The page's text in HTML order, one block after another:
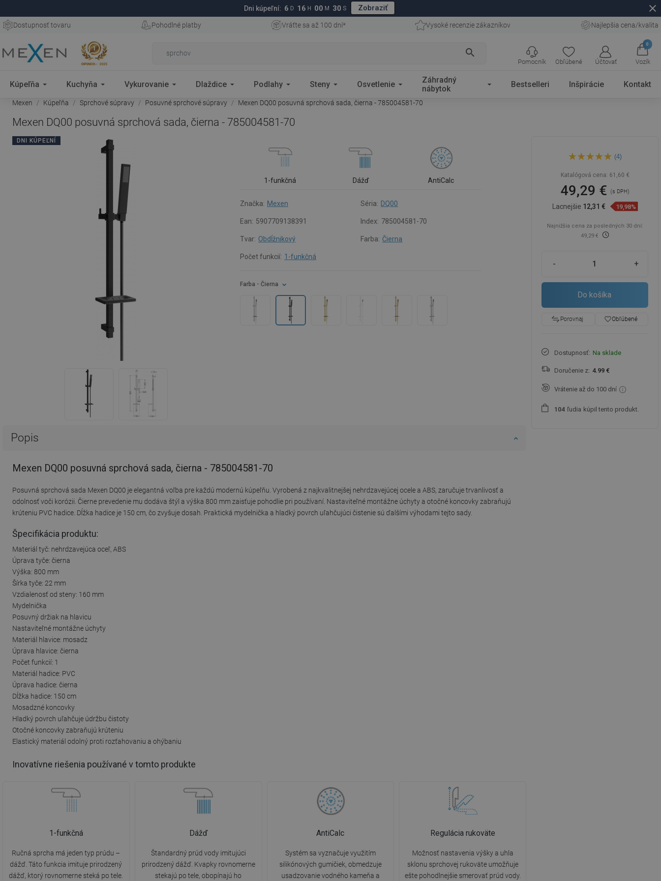
Dni kúpeľní: 6 D 16 H 00 M 29 S Zobraziť close
Dostupnosť tovaru Pohodlné platby Vráťte sa až 100 dní* Vysoké recenzie zákazníkov Najlepšia cena/kvalita
search
Obľúbené Účtovať
0
Vozík
Pomocník
Kúpeľňa Kuchyňa Vykurovanie Dlaždice Podlahy Steny Osvetlenie
Záhradný
nábytok
Bestselleri Inšpirácie Kontakt
Mexen Kúpeľňa Sprchové súpravy Posuvné sprchové súpravy Mexen DQ00 posuvná sprchová sada, čierna - 785004581-70
Mexen DQ00 posuvná sprchová sada, čierna - 785004581-70
DNI KÚPEĽNÍ
1-funkčná Dážď AntiCalc
Značka: Mexen Séria: DQ00
Ean: 5907709138391 Index: 785004581-70
Tvar: Obdĺžnikový Farba: Čierna
Počet funkcií: 1-funkčná
Farba - Čierna
Popis
Mexen DQ00 posuvná sprchová sada, čierna - 785004581-70
Posuvná sprchová sada Mexen DQ00 je elegantná voľba pre každú modernú kúpeľňu. Vyrobená z najkvalitnejšej nehrdzavejúcej ocele a ABS, zaručuje trvanlivosť a
odolnosť voči korózii. Čierne prevedenie mu dodáva štýl a výška 800 mm zaisťuje pohodlie pri používaní. Nastaviteľné montážne úchyty a otočné koncovky zabraňujú
krúteniu PVC hadice. Dĺžka hadice je 150 cm, čo zvyšuje dosah. Praktická mydelnička a hladký povrch uľahčujúci čistenie sú ďalšími výhodami tejto sady.
Špecifikácia produktu:
Materiál tyč: nehrdzavejúca oceľ, ABS
Úprava tyče: čierna
Výška: 800 mm
Šírka tyče: 22 mm
Vzdialenosť od steny: 160 mm
Mydelnička
Posuvný držiak na hlavicu
Nastaviteľné montážne úchyty
Materiál hlavice: mosadz
Úprava hlavice: čierna
Počet funkcií: 1
Materiál hadice: PVC
Úprava hadice: čierna
Dĺžka hadice: 150 cm
Mosadzné koncovky
Hladký povrch uľahčuje údržbu čistoty
Otočné koncovky zabraňujú krúteniu
Elastický materiál odolný proti rozťahovaniu a ohýbaniu
Inovatívne riešenia používané v tomto produkte
1-funkčná
Ručná sprcha má jeden typ prúdu –
dážď. Táto funkcia imituje prirodzený
dážď, ktorý rovnomerne steká po tele.
Dážď
Štandardný prúd vody imitujúci
prirodzený dážď. Kvapky rovnomerne
stekajú po tele, obopínajú ho
AntiCalc
Systém sa vyznačuje využitím
silikónových gumičiek, obmedzuje
usadzovanie vodného kameňa a
Regulácia rukoväte
Možnosť nastavenia výšky a uhla
sklonu sprchovej rukoväte umožňuje
ešte pohodlnejšie smerovať prúd vody.
sprchová sada, čierna -
(4)
Katalógová cena: 61,60 €
49,29 € (s DPH)
Lacnejšie 12,31 € 19,98%
Najnižšia cena za posledných 30 dní:
49,29 €
- +
Do košíka
Porovnaj favorite_borderObľúbené
Dostupnosť: Na sklade
Doručenie z: 4.99 €
Vrátenie až do 100 dní
1 04 ľudia kúpil tento produkt.